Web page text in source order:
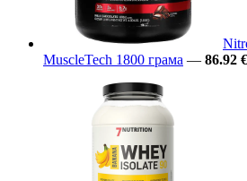
MuscleTech 1800 грама — 86.92 €